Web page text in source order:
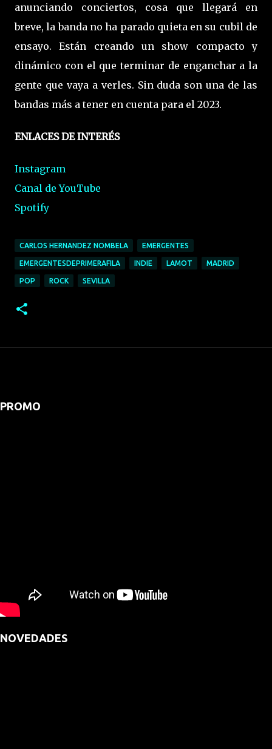
anunciando conciertos, cosa que llegará en
breve, la banda no ha parado quieta en su cubil de
ensayo. Están creando un show compacto y
dinámico con el que terminar de enganchar a la
gente que vaya a verles. Sin duda son una de las
bandas más a tener en cuenta para el 2023.
ENLACES DE INTERÉS
Instagram
Canal de YouTube
Spotify
CARLOS HERNANDEZ NOMBELA EMERGENTES
EMERGENTESDEPRIMERAFILA INDIE LAMOT MADRID
POP ROCK SEVILLA
PROMO
NOVEDADES